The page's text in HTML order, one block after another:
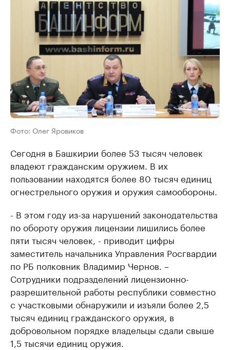
Фото: Олег Яровиков
Сегодня в Башкирии более 53 тысяч человек
владеют гражданским оружием. В их
пользовании находятся более 80 тысяч единиц
огнестрельного оружия и оружия самообороны.
- В этом году из-за нарушений законодательства
по обороту оружия лицензии лишились более
пяти тысяч человек, - приводит цифры
заместитель начальника Управления Росгвардии
по РБ полковник Владимир Чернов. –
Сотрудники подразделений лицензионно-
разрешительной работы республики совместно
с участковыми обнаружили и изъяли более 2,5
тысяч единиц гражданского оружия, в
добровольном порядке владельцы сдали свыше
1,5 тысячи единиц оружия.